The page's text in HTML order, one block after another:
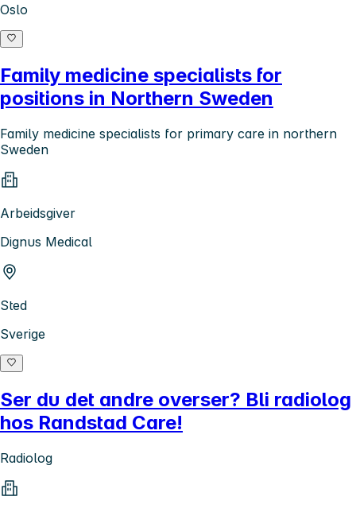
Oslo
Family medicine specialists for
positions in Northern Sweden
Family medicine specialists for primary care in northern
Sweden
Arbeidsgiver
Dignus Medical
Sted
Sverige
Ser du det andre overser? Bli radiolog
hos Randstad Care!
Radiolog